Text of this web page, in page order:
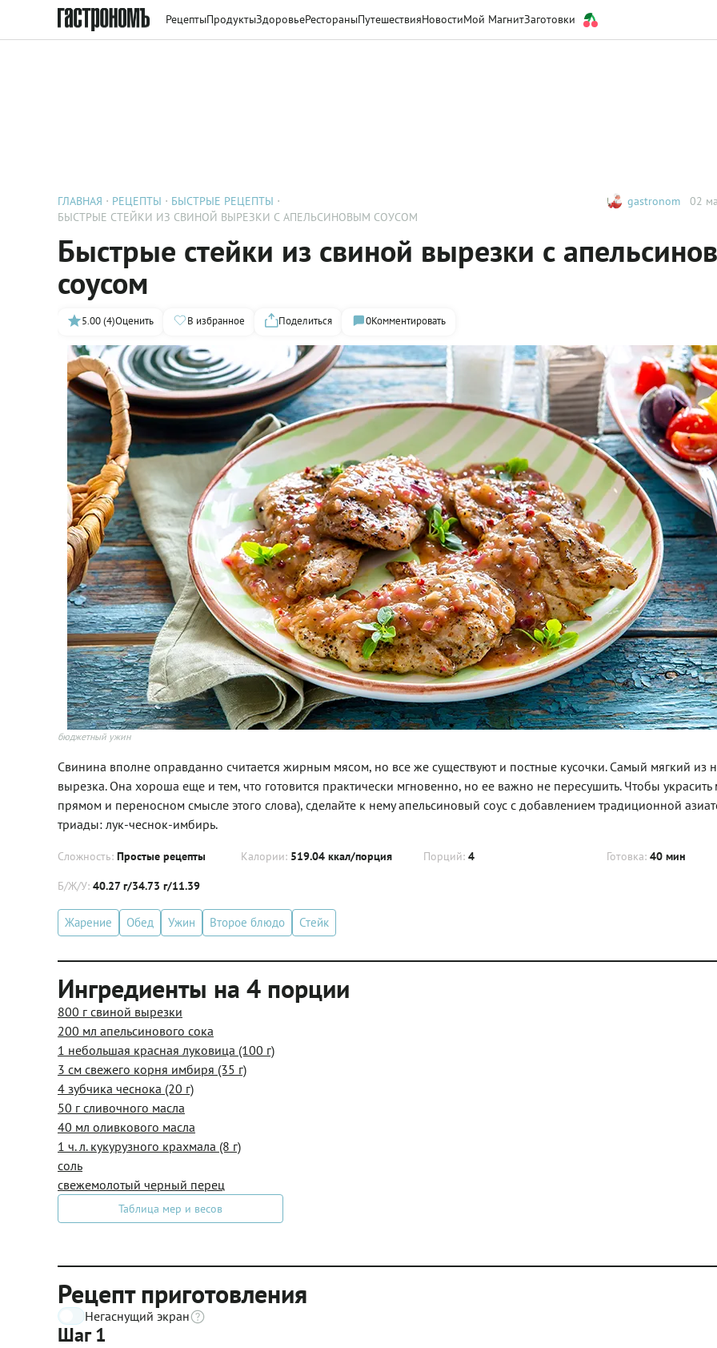
РецептыПродуктыЗдоровьеРестораныПутешествияНовостиМой МагнитЗаготовки
ГЛАВНАЯ РЕЦЕПТЫ
БЫСТРЫЕ РЕЦЕПТЫ
БЫСТРЫЕ СТЕЙКИ ИЗ СВИНОЙ ВЫРЕЗКИ С АПЕЛЬСИНОВЫМ СОУСОМ
gastronom 02
Быстрые стейки из свиной вырезки с
соусом
5.00 (4)Оценить В избранное Поделиться 0Комментировать
бюджетный ужин
Свинина вполне оправданно считается жирным мясом, но все же существуют и постные кусочки. Самый мягкий из
вырезка. Она хороша еще и тем, что готовится практически мгновенно, но ее важно не пересушить. Чтобы украсить
прямом и переносном смысле этого слова), сделайте к нему апельсиновый соус с добавлением традиционной
триады: лук-чеснок-имбирь.
Сложность: Простые рецепты Калории: 519.04 ккал/порция Порций: 4 Готовка: 40 мин
Б/Ж/У: 40.27 г/34.73 г/11.39
Жарение Обед Ужин Второе блюдо Стейк
Ингредиенты на 4 порции
800 г свиной вырезки
200 мл апельсинового сока
1 небольшая красная луковица (100 г)
3 см свежего корня имбиря (35 г)
4 зубчика чеснока (20 г)
50 г сливочного масла
40 мл оливкового масла
1 ч. л. кукурузного крахмала (8 г)
соль
свежемолотый черный перец
Таблица мер и весов
Рецепт приготовления
Негаснущий экран
Шаг 1